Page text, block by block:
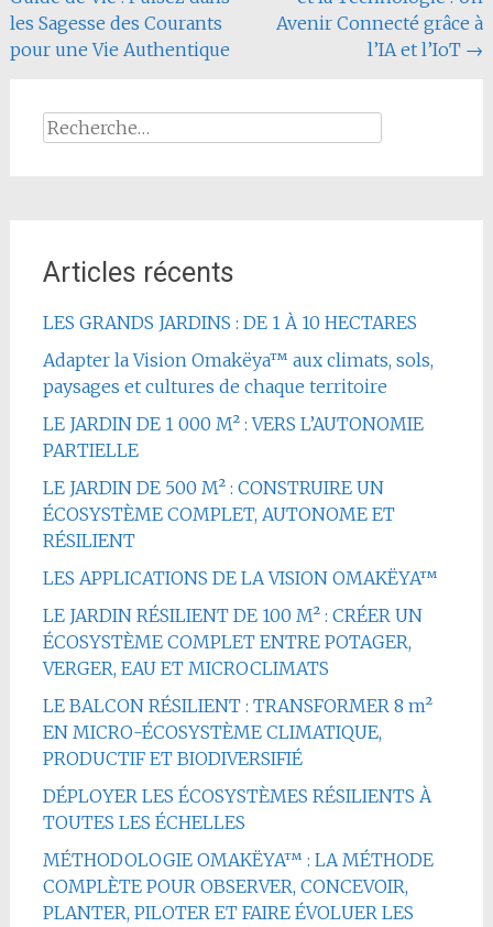
de
l'article
les Sagesse des Courants
pour une Vie Authentique
Avenir Connecté grâce à
l’IA et l’IoT →
Rechercher :
Articles récents
LES GRANDS JARDINS : DE 1 À 10 HECTARES
Adapter la Vision Omakëya™ aux climats, sols,
paysages et cultures de chaque territoire
LE JARDIN DE 1 000 M² : VERS L’AUTONOMIE
PARTIELLE
LE JARDIN DE 500 M² : CONSTRUIRE UN
ÉCOSYSTÈME COMPLET, AUTONOME ET
RÉSILIENT
LES APPLICATIONS DE LA VISION OMAKËYA™
LE JARDIN RÉSILIENT DE 100 M² : CRÉER UN
ÉCOSYSTÈME COMPLET ENTRE POTAGER,
VERGER, EAU ET MICROCLIMATS
LE BALCON RÉSILIENT : TRANSFORMER 8 m²
EN MICRO-ÉCOSYSTÈME CLIMATIQUE,
PRODUCTIF ET BIODIVERSIFIÉ
DÉPLOYER LES ÉCOSYSTÈMES RÉSILIENTS À
TOUTES LES ÉCHELLES
MÉTHODOLOGIE OMAKËYA™ : LA MÉTHODE
COMPLÈTE POUR OBSERVER, CONCEVOIR,
PLANTER, PILOTER ET FAIRE ÉVOLUER LES